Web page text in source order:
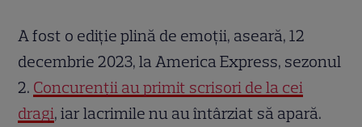
A fost o ediție plină de emoții, aseară, 12
decembrie 2023, la America Express, sezonul
2. Concurenții au primit scrisori de la cei
dragi, iar lacrimile nu au întârziat să apară.